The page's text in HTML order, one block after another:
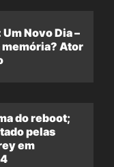
Novo Dia –
Ator
do reboot;
pelas
em